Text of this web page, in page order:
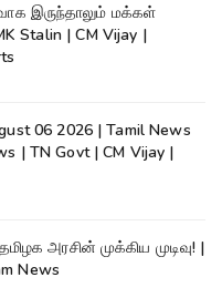
இருந்தாலும் மக்கள்
Stalin | CM Vijay |
06 2026 | Tamil News
| TN Govt | CM Vijay |
தமிழக அரசின் முக்கிய முடிவு! |
News